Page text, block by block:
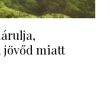
jövőd miatt